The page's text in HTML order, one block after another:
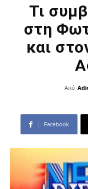
Τι
στη
και
Από
Facebook